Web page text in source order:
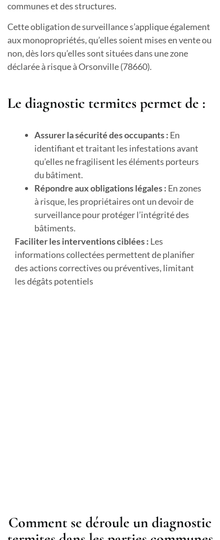
communes et des structures.
Cette obligation de surveillance s’applique également
aux monopropriétés, qu’elles soient mises en vente ou
non, dès lors qu’elles sont situées dans une zone
déclarée à risqueà Orsonville (78660).
Le diagnostic termites permet de :
Assurer la sécurité des occupants : En
identifiant et traitant les infestations avant
qu’elles ne fragilisent les éléments porteurs
du bâtiment.
Répondre aux obligations légales : En zones
à risque, les propriétaires ont un devoir de
surveillance pour protéger l’intégrité des
bâtiments.
Faciliter les interventions ciblées : Les
informations collectées permettent de planifier
des actions correctives ou préventives, limitant
les dégâts potentiels
Comment se déroule un diagnostic